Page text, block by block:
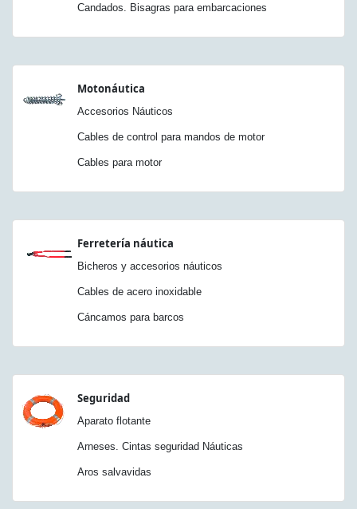
Candados. Bisagras para embarcaciones
Motonáutica
Accesorios Náuticos
Cables de control para mandos de motor
Cables para motor
Ferretería náutica
Bicheros y accesorios náuticos
Cables de acero inoxidable
Cáncamos para barcos
Seguridad
Aparato flotante
Arneses. Cintas seguridad Náuticas
Aros salvavidas